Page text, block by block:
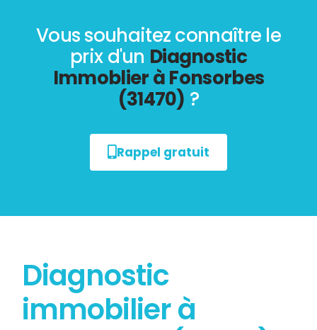
Vous souhaitez connaître le
prix d'un Diagnostic
Immoblier à Fonsorbes
(31470) ?
Rappel gratuit
Diagnostic
immobilier à